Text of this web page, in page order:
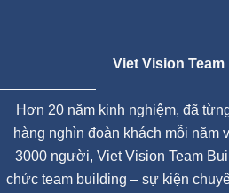
Viet Vision
Hơn 20 năm kinh nghiệm, đã
hàng nghìn đoàn khách mỗi
3000 người, Viet Vision Team
chức team building – sự kiện